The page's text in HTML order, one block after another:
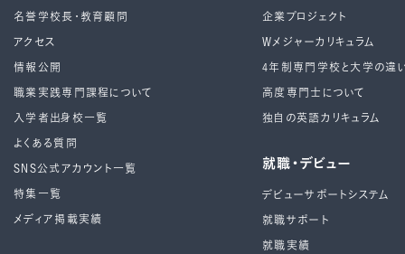
名誉学校長・教育顧問
アクセス
情報公開
職業実践専門課程について
入学者出身校一覧
よくある質問
SNS公式アカウント一覧
特集一覧
メディア掲載実績
企業プロジェクト
Wメジャーカリキュラム
4年制専⾨学校と⼤学の違
高度専門士について
独自の英語カリキュラム
就職・デビュー
デビューサポートシステム
就職サポート
就職実績